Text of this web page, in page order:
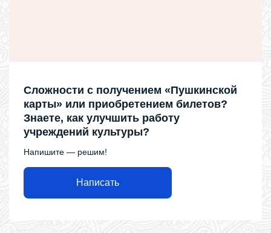
Сложности с получением «Пушкинской
карты» или приобретением билетов?
Знаете, как улучшить работу
учреждений культуры?
Напишите — решим!
Написать